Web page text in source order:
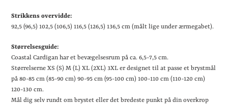
Strikkens overvidde:
92,5 (96,5) 102,5 (106,5) 116,5 (126,5) 136,5 cm (målt lige under ærmegabet).
Størrelsesguide:
Coastal Cardigan har et bevægelsesrum på ca. 6,5-7,5 cm.
Størrelserne XS (S) M (L) XL (2XL) 3XL er designet til at passe et brystmål
på 80-85 cm (85-90 cm) 90-95 cm (95-100 cm) 100-110 cm (110-120 cm)
120-130 cm.
Mål dig selv rundt om brystet eller det bredeste punkt på din overkrop